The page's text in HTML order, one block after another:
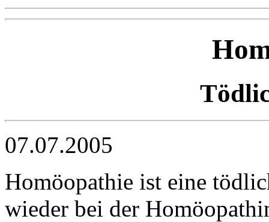
07.07.2005
Homöopathie ist eine
wieder bei der